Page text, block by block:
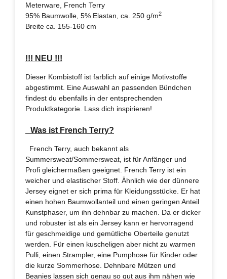
Meterware, French Terry
95% Baumwolle, 5% Elastan, ca. 250 g/m2
Breite ca. 155-160 cm
!!! NEU !!!
Dieser Kombistoff ist farblich auf einige Motivstoffe
abgestimmt. Eine Auswahl an passenden Bündchen
findest du ebenfalls in der entsprechenden
Produktkategorie. Lass dich inspirieren!
Was ist French Terry?
French Terry, auch bekannt als
Summersweat/Sommersweat, ist für Anfänger und
Profi gleichermaßen geeignet. French Terry ist ein
weicher und elastischer Stoff. Ähnlich wie der dünnere
Jersey eignet er sich prima für Kleidungsstücke. Er hat
einen hohen Baumwollanteil und einen geringen Anteil
Kunstphaser, um ihn dehnbar zu machen. Da er dicker
und robuster ist als ein Jersey kann er hervorragend
für geschmeidige und gemütliche Oberteile genutzt
werden. Für einen kuscheligen aber nicht zu warmen
Pulli, einen Strampler, eine Pumphose für Kinder oder
die kurze Sommerhose. Dehnbare Mützen und
Beanies lassen sich genau so gut aus ihm nähen wie